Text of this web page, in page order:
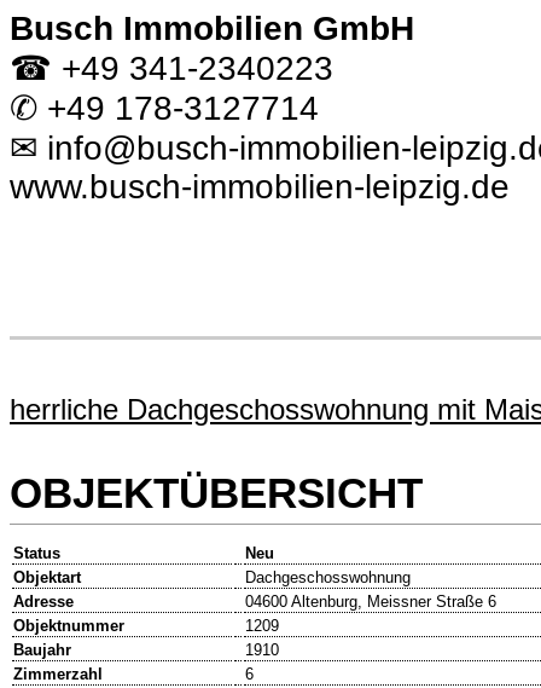
Busch Immobilien GmbH
☎ +49 341-2340223
✆ +49 178-3127714
✉ info@busch-immobilien-
www.busch-immobilien-leipzig.de
herrliche Dachgeschosswohnung mit
OBJEKTÜBERSICHT
Status
Neu
Objektart
Dachgeschosswohnung
Adresse
04600 Altenburg, Meissner Straße 6
Objektnummer
1209
Baujahr
1910
Zimmerzahl
6